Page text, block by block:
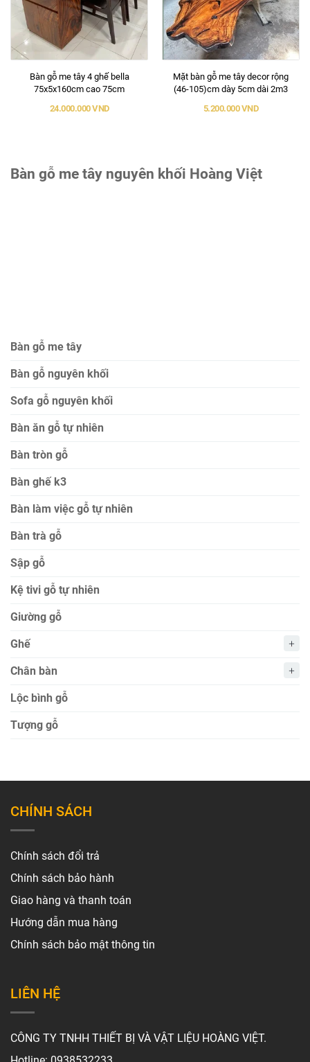
Bàn gỗ me tây 4 ghế bella
75x5x160cm cao 75cm
24.000.000 VND
Mặt bàn gỗ me tây decor rộng
(46-105)cm dày 5cm dài 2m3
5.200.000 VND
Bàn gỗ me tây nguyên khối Hoàng Việt
Bàn gỗ me tây
Bàn gỗ nguyên khối
Sofa gỗ nguyên khối
Bàn ăn gỗ tự nhiên
Bàn tròn gỗ
Bàn ghế k3
Bàn làm việc gỗ tự nhiên
Bàn trà gỗ
Sập gỗ
Kệ tivi gỗ tự nhiên
Giường gỗ
Ghế
Chân bàn
Lộc bình gỗ
Tượng gỗ
CHÍNH SÁCH
Chính sách đổi trả
Chính sách bảo hành
Giao hàng và thanh toán
Hướng dẫn mua hàng
Chính sách bảo mật thông tin
LIÊN HỆ
CÔNG TY TNHH THIẾT BỊ VÀ VẬT LIỆU HOÀNG VIỆT.